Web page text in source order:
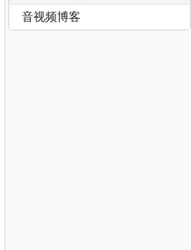
音视频博客